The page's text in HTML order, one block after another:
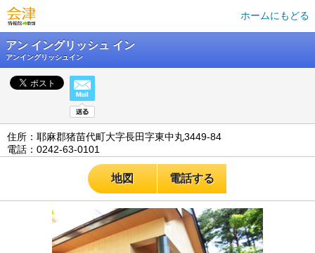
ホームにもどる
アン イングリッシュ イン
アンイングリッシュイン
住所：耶麻郡猪苗代町大字長田字東中丸3449-84
電話：0242‐63‐0101
地図 電話する